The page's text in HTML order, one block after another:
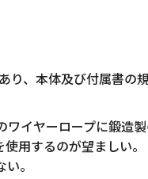
り、本体及び付属書の
イヤーロープに鍛造
用するのが望ましい。
。